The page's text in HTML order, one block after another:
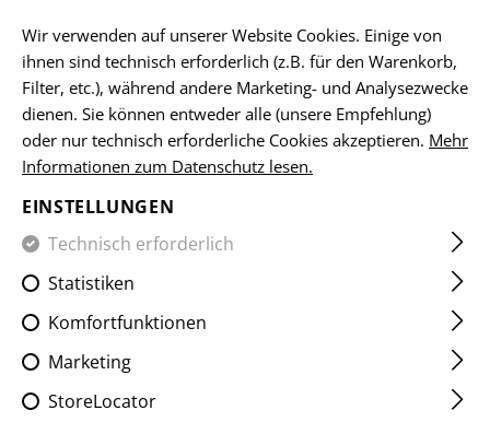
HOME SALE ENFORCER FLEX PANT
ENFORCER FLEX PANT
Wir verwenden auf unserer Website Cookies. Einige von
ihnen sind technisch erforderlich (z.B. für den Warenkorb,
Filter, etc.), während andere Marketing- und Analysezwecke
dienen. Sie können entweder alle (unsere Empfehlung)
oder nur technisch erforderliche Cookies akzeptieren. Mehr
Informationen zum Datenschutz lesen.
EINSTELLUNGEN
Technisch erforderlich
Statistiken
Komfortfunktionen
Marketing
StoreLocator